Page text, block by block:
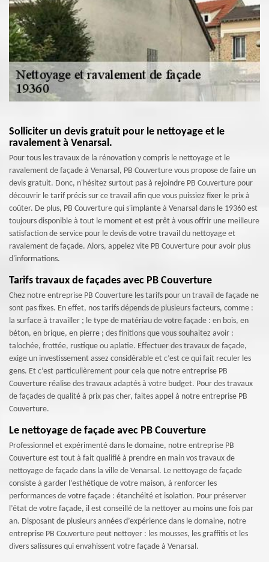
Solliciter un devis gratuit pour le nettoyage et le
ravalement à Venarsal.
Pour tous les travaux de la rénovation y compris le nettoyage et le
ravalement de façade à Venarsal, PB Couverture vous propose de faire un
devis gratuit. Donc, n'hésitez surtout pas à rejoindre PB Couverture pour
découvrir le tarif précis sur ce travail afin que vous puissiez fixer le prix à
coûter. De plus, PB Couverture qui s'implante à Venarsal dans le 19360 est
toujours disponible à tout le moment et est prêt à vous offrir une meilleure
satisfaction de service pour le devis de votre travail du nettoyage et
ravalement de façade. Alors, appelez vite PB Couverture pour avoir plus
d'informations.
Tarifs travaux de façades avec PB Couverture
Chez notre entreprise PB Couverture les tarifs pour un travail de façade ne
sont pas fixes. En effet, nos tarifs dépends de plusieurs facteurs, comme :
la surface à travailler ; le type de matériau de votre façade : en bois, en
béton, en brique, en pierre ; des finitions que vous souhaitez avoir :
talochée, frottée, rustique ou aplatie. Effectuer des travaux de façade,
exige un investissement assez considérable et c’est ce qui fait reculer les
gens. Et c’est particulièrement pour cela que notre entreprise PB
Couverture réalise des travaux adaptés à votre budget. Pour des travaux
de façades de qualité à prix pas cher, faites appel à notre entreprise PB
Couverture.
Le nettoyage de façade avec PB Couverture
Professionnel et expérimenté dans le domaine, notre entreprise PB
Couverture est tout à fait qualifié à prendre en main vos travaux de
nettoyage de façade dans la ville de Venarsal. Le nettoyage de façade
consiste à garder l’esthétique de votre maison, à renforcer les
performances de votre façade : étanchéité et isolation. Pour préserver
l’état de votre façade, il est conseillé de la nettoyer au moins une fois par
an. Disposant de plusieurs années d’expérience dans le domaine, notre
entreprise PB Couverture peut nettoyer : les mousses, les graffitis et les
divers salissures qui envahissent votre façade à Venarsal.